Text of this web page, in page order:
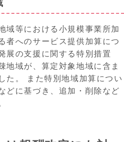
域等における 小規模事業所加
者へのサービス提供加算につ
展の支援に関する特別措置
地域が、算定対象地域に含ま
た。
また特別地域加算につい
どに基づき、追加・削除など